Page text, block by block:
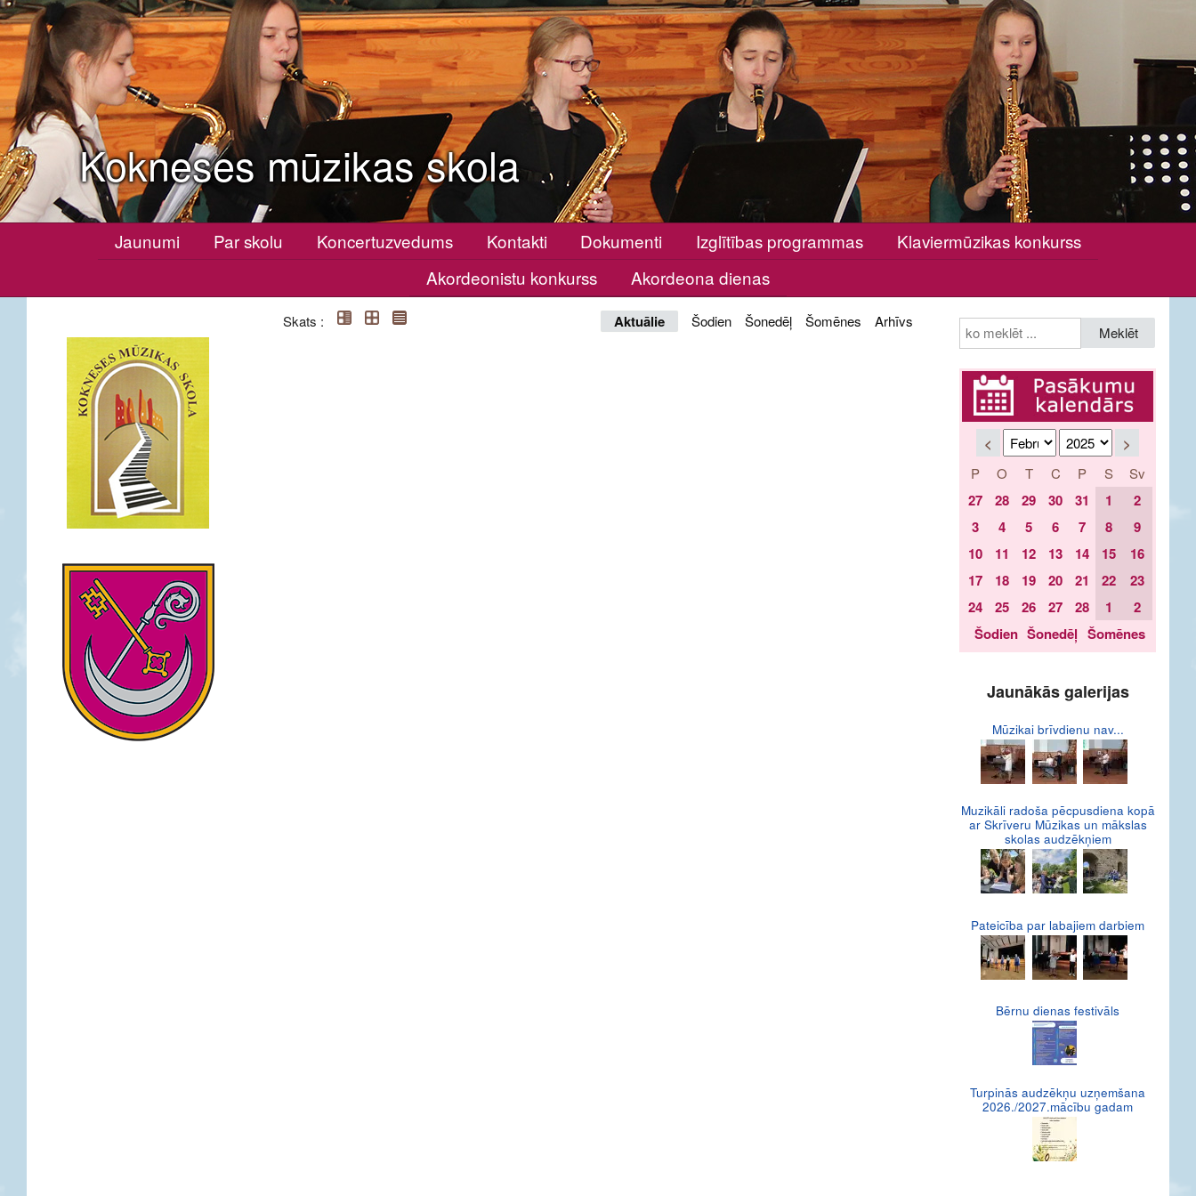
Kokneses mūzikas skola
Jaunumi Par skolu Koncertuzvedums Kontakti Dokumenti Izglītības programmas
Klaviermūzikas konkurss
Akordeonistu konkurss
Akordeona dienas
Skats : Aktuālie Šodien Šonedēļ Šomēnes Arhīvs
Meklēt
< >
P O T C P S Sv
27 28 29 30 31 1
2
3
4 5 6 7 8
9
10
11 12 13 14 15
16
17
18 19 20 21 22
23
24
25 26 27 28 1
2
Šodien Šonedēļ Šomēnes
Jaunākās galerijas
Mūzikai brīvdienu nav...
Muzikāli radoša pēcpusdiena kopā
ar Skrīveru Mūzikas un mākslas
skolas audzēkņiem
Pateicība par labajiem darbiem
Bērnu dienas festivāls
Turpinās audzēkņu uzņemšana
2026./2027.mācību gadam